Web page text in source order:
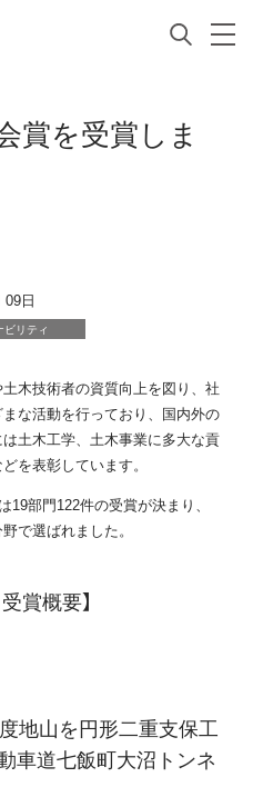
賞を受賞しま
09日
ビリティ
木技術者の資質向上を図り、社
な活動を行っており、国内外の
土木工学、土木事業に多大な貢
を表彰しています。
19部門122件の受賞が決まり、
で選ばれました。
賞概要】
地山を円形二重支保工
車道七飯町大沼トンネ